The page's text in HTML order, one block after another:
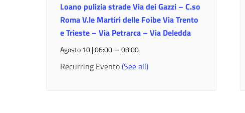
Loano pulizia strade Via dei Gazzi – C.so
Roma V.le Martiri delle Foibe Via Trento
e Trieste – Via Petrarca – Via Deledda
Agosto 10 | 06:00 –08:00
Recurring Evento(See all)